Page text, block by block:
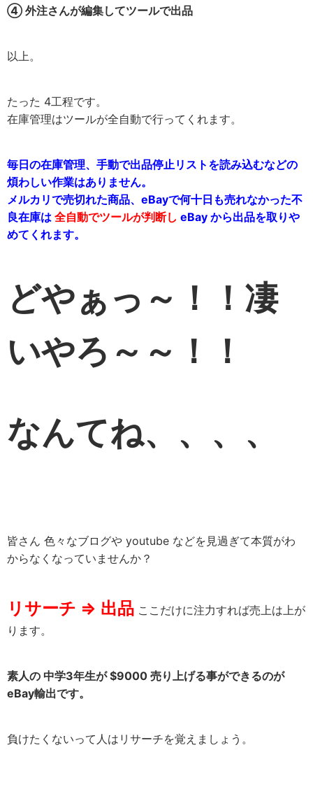
④ 外注さんが編集してツールで出品
以上。
たった 4工程です。
在庫管理はツールが全自動で行ってくれます。
毎日の在庫管理、手動で出品停止リストを読み込むなどの
煩わしい作業はありません。
メルカリで売切れた商品、eBayで何十日も売れなかった不
良在庫は 全自動でツールが判断し eBay から出品を取りや
めてくれます。
どやぁっ～！！凄
いやろ～～！！
なんてね、、、、
皆さん 色々なブログや youtube などを見過ぎて本質がわ
からなくなっていませんか？
リサーチ ⇒ 出品 ここだけに注力すれば売上は上が
ります。
素人の 中学3年生が $9000 売り上げる事ができるのが
eBay輸出です。
負けたくないって人はリサーチを覚えましょう。